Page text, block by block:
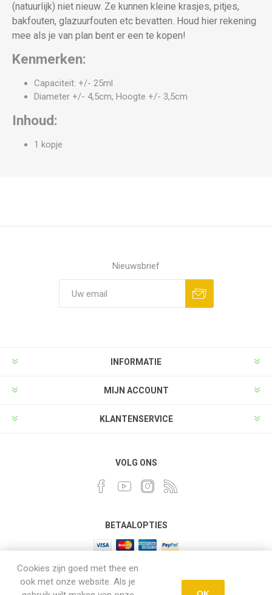
(natuurlijk) niet nieuw. Ze kunnen kleine krasjes, pitjes,
bakfouten, glazuurfouten etc bevatten. Houd hier rekening
mee als je van plan bent er een te kopen!
Kenmerken:
Capaciteit: +/- 25ml
Diameter +/- 4,5cm, Hoogte +/- 3,5cm
Inhoud:
1 kopje
Nieuwsbrief
INFORMATIE
MIJN ACCOUNT
KLANTENSERVICE
VOLG ONS
BETAALOPTIES
Cookies zijn goed met thee en
ook met onze website. Als je